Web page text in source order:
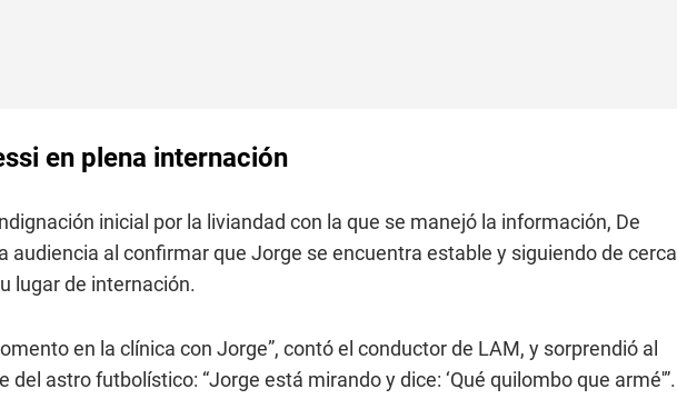
en plena internación
inicial por la liviandad con la que se manejó la información, De
audiencia al confirmar que Jorge se encuentra estable y siguiendo de cerca
lugar de internación.
en la clínica con Jorge”, contó el conductor de LAM, y sorprendió al
del astro futbolístico: “Jorge está mirando y dice: ‘Qué quilombo que armé'”.